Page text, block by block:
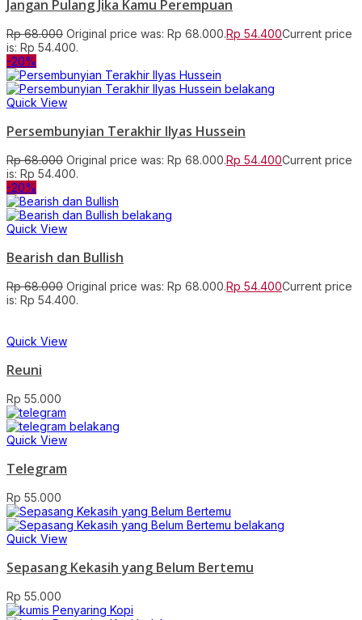
Jangan Pulang Jika Kamu Perempuan
Rp68.000 Original price was: Rp 68.000.Rp 54.400Current price
is: Rp 54.400.
-20%
Quick View
Persembunyian Terakhir Ilyas Hussein
Rp68.000 Original price was: Rp 68.000.Rp 54.400Current price
is: Rp 54.400.
-20%
Quick View
Bearish dan Bullish
Rp68.000 Original price was: Rp 68.000.Rp 54.400Current price
is: Rp 54.400.
Quick View
Reuni
Rp 55.000
Quick View
Telegram
Rp 55.000
Quick View
Sepasang Kekasih yang Belum Bertemu
Rp 55.000